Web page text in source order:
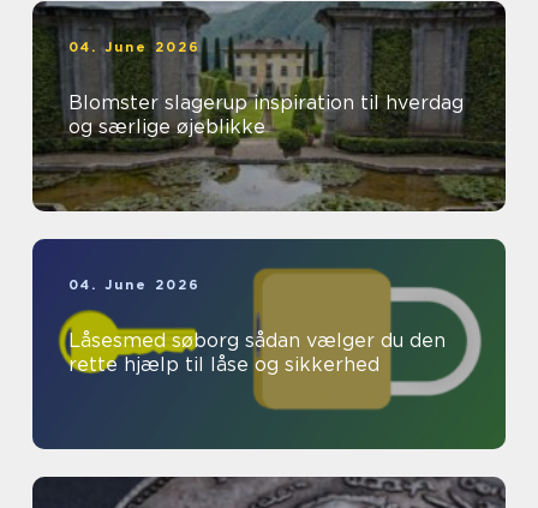
04. June 2026
Blomster slagerup inspiration til hverdag
og særlige øjeblikke
04. June 2026
Låsesmed søborg sådan vælger du den
rette hjælp til låse og sikkerhed